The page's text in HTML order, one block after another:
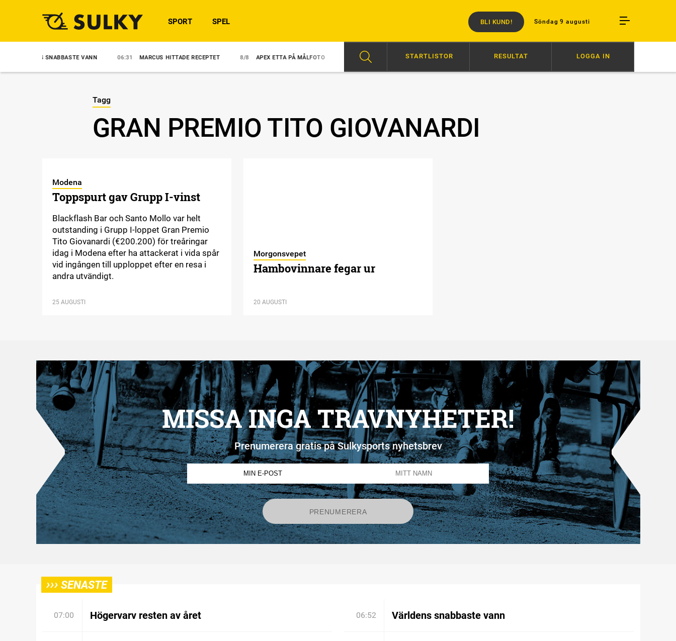
Söndag 9 augusti
SPORT SPEL BLI KUND!
SNABBASTE VANN 06:31 MARCUS HITTADE RECEPTET 8/8 APEX ETTA PÅ MÅLFOTO 8/8 NY TRIUMF FÖR GINGRAS 07:00 HÖGERVARV RESTEN AV ÅRET VÄRLDENS SNABBASTE VANN
STARTLISTOR RESULTAT LOGGA IN
Tagg
GRAN PREMIO TITO GIOVANARDI
Modena
Toppspurt gav Grupp I-vinst
Blackflash Bar och Santo Mollo var helt
outstanding i Grupp I-loppet Gran Premio
Tito Giovanardi (€200.200) för treåringar
idag i Modena efter ha attackerat i vida spår
vid ingången till upploppet efter en resa i
andra utvändigt.
25 AUGUSTI
Morgonsvepet
Hambovinnare fegar ur
20 AUGUSTI
MISSA INGA TRAVNYHETER!
Prenumerera gratis på Sulkysports nyhetsbrev
››› SENASTE
07:00 Högervarv resten av året 06:52 Världens snabbaste vann